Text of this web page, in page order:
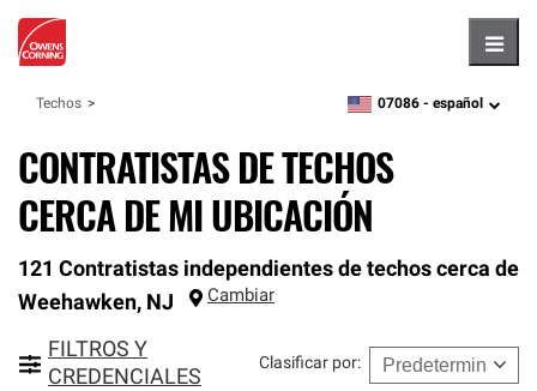
Techos zipcode,language
07086 - español
CONTRATISTAS DE TECHOS
CERCA DE MI UBICACIÓN
121 Contratistas independientes de techos cerca de
Weehawken, NJ Cambiar
FILTROS Y
CREDENCIALES
Clasificar por: